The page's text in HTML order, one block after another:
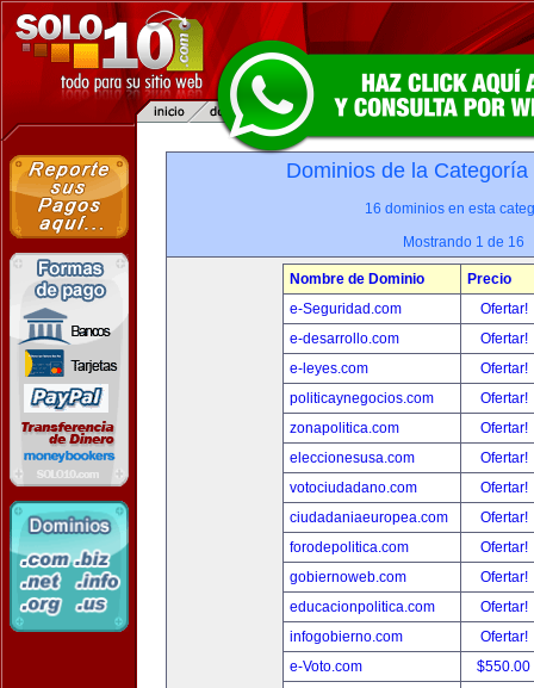
Dominios de la
16 dominios en esta
Mostrando 1 de 16
Nombre de Dominio
Precio
e-Seguridad.com
Ofertar!
e-desarrollo.com
Ofertar!
e-leyes.com
Ofertar!
politicaynegocios.com
Ofertar!
zonapolitica.com
Ofertar!
eleccionesusa.com
Ofertar!
votociudadano.com
Ofertar!
ciudadaniaeuropea.com
Ofertar!
forodepolitica.com
Ofertar!
gobiernoweb.com
Ofertar!
educacionpolitica.com
Ofertar!
infogobierno.com
Ofertar!
e-Voto.com
$550.00